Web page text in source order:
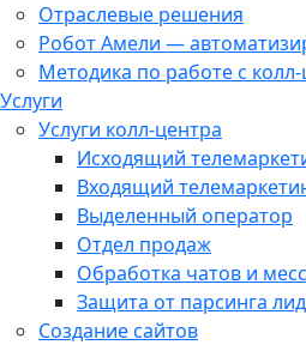
Отраслевые решения
Робот Амели —
Методика по работе с
Услуги
Услуги колл-центра
Исходящий
Входящий
Выделенный оператор
Отдел продаж
Обработка чатов и
Защита от парсинга
Создание сайтов